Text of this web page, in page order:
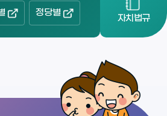
정당별 자치법규